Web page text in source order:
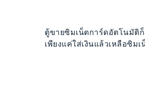
ตู้ขายซิมเน็ตการ์ดอัตโนมัติ
เพียงแค่ใส่เงินแล้วเหลือซิม